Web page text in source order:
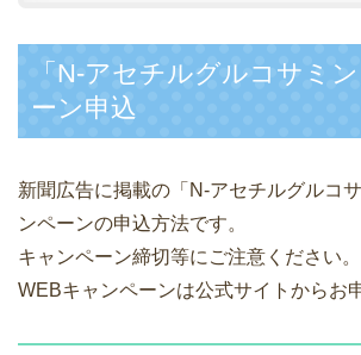
「N-アセチルグルコサミ
ーン申込
新聞広告に掲載の「N-アセチルグルコ
ンペーンの申込方法です。
キャンペーン締切等にご注意ください。
WEBキャンペーンは公式サイトからお